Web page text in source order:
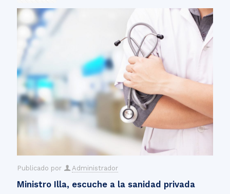
Publicado por Administrador
Ministro Illa, escuche a la sanidad privada